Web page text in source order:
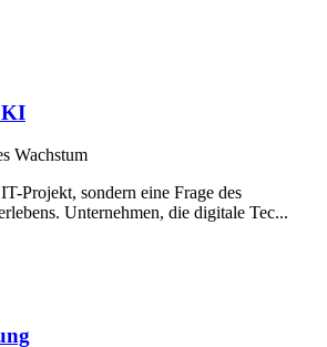
KI
Wachstum
Projekt, sondern eine Frage des
Unternehmen, die digitale Tec...